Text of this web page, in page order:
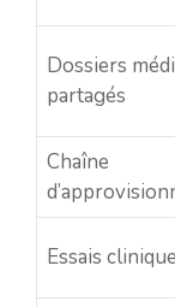
Dossiers
partagés
Chaîne
Essais